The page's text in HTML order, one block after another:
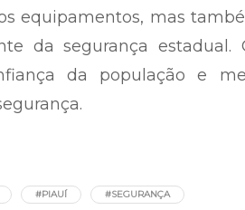
equipamentos, mas
da segurança estadual.
da população e
#PIAUÍ #SEGURANÇA